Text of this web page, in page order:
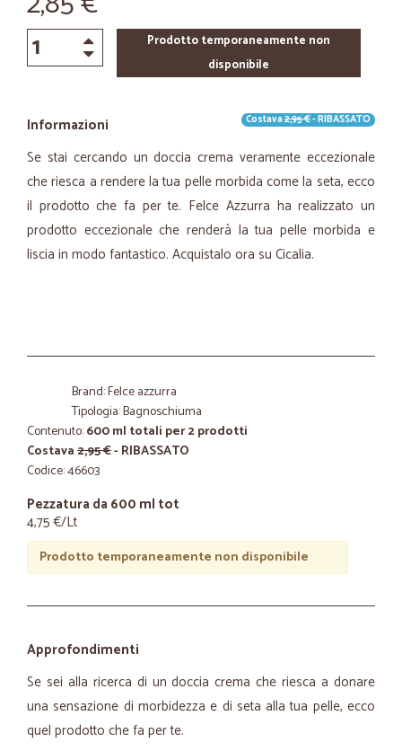
Prodotto temporaneamente non
disponibile
Informazioni Costava2,95 €- RIBASSATO
Se stai cercando un doccia crema veramente eccezionale
che riesca a rendere la tua pelle morbida come la seta, ecco
il prodotto che fa per te. Felce Azzurra ha realizzato un
prodotto eccezionale che renderà la tua pelle morbida e
liscia in modo fantastico. Acquistalo ora su Cicalia.
Brand: Felce azzurra
Tipologia: Bagnoschiuma
Contenuto:600 ml totali per 2 prodotti
Costava2,95 €- RIBASSATO
Codice: 46603
Pezzatura da 600 ml tot
4,75 €/Lt
Prodotto temporaneamente non disponibile
Approfondimenti
Se sei alla ricerca di un doccia crema che riesca a donare
una sensazione di morbidezza e di seta alla tua pelle, ecco
quel prodotto che fa per te.